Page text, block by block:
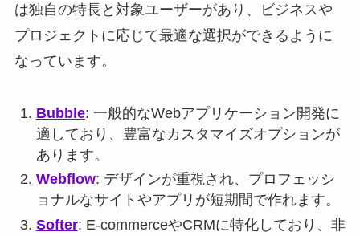
は独自の特長と対象ユーザーがあり、ビジネスや
プロジェクトに応じて最適な選択ができるように
なっています。
Bubble: 一般的なWebアプリケーション開発に
適しており、豊富なカスタマイズオプションが
あります。
Webflow: デザインが重視され、プロフェッシ
ョナルなサイトやアプリが短期間で作れます。
Softer: E-commerceやCRMに特化しており、非